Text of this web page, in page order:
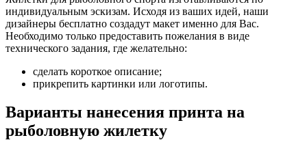
индивидуальным эскизам. Исходя из ваших идей, наши
дизайнеры бесплатно создадут макет именно для Вас.
Необходимо только предоставить пожелания в виде
технического задания, где желательно:
сделать короткое описание;
прикрепить картинки или логотипы.
Варианты нанесения принта на
рыболовную жилетку